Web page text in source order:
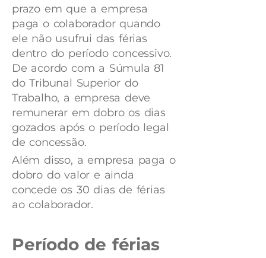
prazo em que a empresa
paga o colaborador quando
ele não usufrui das férias
dentro do período concessivo.
De acordo com a Súmula 81
do Tribunal Superior do
Trabalho, a empresa deve
remunerar em dobro os dias
gozados após o período legal
de concessão.
Além disso, a empresa paga o
dobro do valor e ainda
concede os 30 dias de férias
ao colaborador.
Período de férias